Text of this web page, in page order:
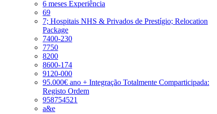
6 meses Experiência
69
7; Hospitais NHS & Privados de Prestígio; Relocation
Package
7400-230
7750
8200
8600-174
9120-000
95.000€ ano + Integração Totalmente Comparticipada:
Registo Ordem
958754521
a&e